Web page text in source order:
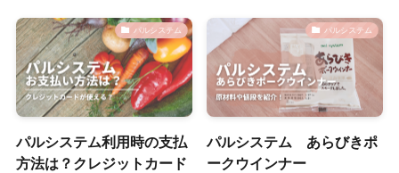
パルシステム
パルシステム利用時の支払
方法は？クレジットカード
パルシステム
パルシステム あらびきポ
ークウインナー